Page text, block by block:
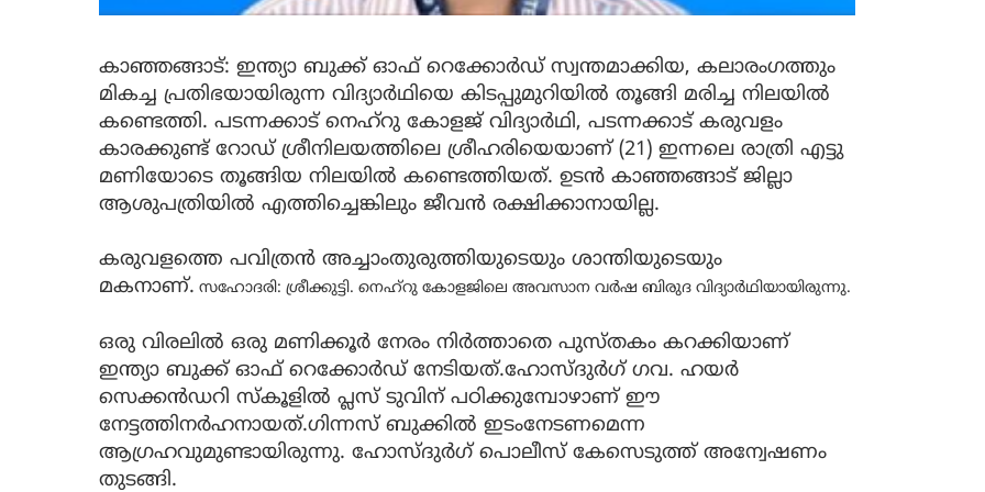
കാഞ്ഞങ്ങാട്: ഇന്ത്യാ ബുക്ക് ഓഫ് റെക്കോർഡ് സ്വന്തമാക്കിയ, കലാരംഗത്തും
മികച്ച പ്രതിഭയായിരുന്ന വിദ്യാർഥിയെ കിടപ്പുമുറിയിൽ തൂങ്ങി മരിച്ച നിലയിൽ
കണ്ടെത്തി. പടന്നക്കാട് നെഹ്‌റു കോളജ് വിദ്യാർഥി, പടന്നക്കാട് കരുവളം
കാരക്കുണ്ട് റോഡ് ശ്രീനിലയത്തിലെ ശ്രീഹരിയെയാണ് (21) ഇന്നലെ രാത്രി എട്ടു
മണിയോടെ തൂങ്ങിയ നിലയിൽ കണ്ടെത്തിയത്. ഉടൻ കാഞ്ഞങ്ങാട് ജില്ലാ
ആശുപത്രിയിൽ എത്തിച്ചെങ്കിലും ജീവൻ രക്ഷിക്കാനായില്ല.
കരുവളത്തെ പവിത്രൻ അച്ചാംതുരുത്തിയുടെയും ശാന്തിയുടെയും
മകനാണ്. സഹോദരി: ശ്രീക്കുട്ടി. നെഹ്‌റു കോളജിലെ അവസാന വർഷ ബിരുദ വിദ്യാർഥിയായിരുന്നു.
ഒരു വിരലിൽ ഒരു മണിക്കൂർ നേരം നിർത്താതെ പുസ്തകം കറക്കിയാണ്
ഇന്ത്യാ ബുക്ക് ഓഫ് റെക്കോർഡ് നേടിയത്.ഹോസ്ദുർഗ് ഗവ. ഹയർ
സെക്കൻഡറി സ്കൂളിൽ പ്ലസ് ടുവിന് പഠിക്കുമ്പോഴാണ് ഈ
നേട്ടത്തിനർഹനായത്.ഗിന്നസ് ബുക്കിൽ ഇടംനേടണമെന്ന
ആഗ്രഹവുമുണ്ടായിരുന്നു. ഹോസ്ദുർഗ് പൊലീസ് കേസെടുത്ത് അന്വേഷണം
തുടങ്ങി.